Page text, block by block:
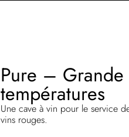
Pure –
températures
Une cave à vin pour le service
vins rouges.